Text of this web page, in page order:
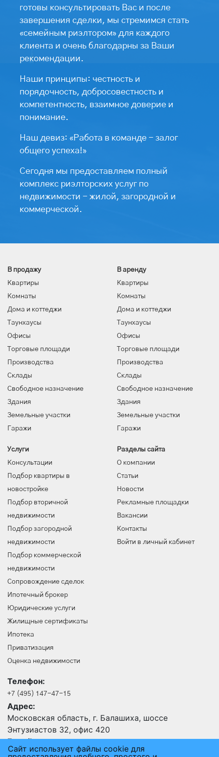
готовы консультировать Вас и после
завершения сделки, мы стремимся стать
«семейным риэлтором» для каждого
клиента и очень благодарны за Ваши
рекомендации.
Наши принципы: честность и
порядочность, добросовестность и
компетентность, взаимное доверие и
понимание.
Наш девиз: «Работа в команде - залог
общего успеха!»
Сегодня мы предоставляем полный
комплекс риэлторских услуг по
недвижимости - жилой, загородной и
коммерческой.
В продажу
Квартиры
Комнаты
Дома и коттеджи
Таунхаусы
Офисы
Торговые площади
Производства
Склады
Свободное назначение
Здания
Земельные участки
Гаражи
В аренду
Квартиры
Комнаты
Дома и коттеджи
Таунхаусы
Офисы
Торговые площади
Производства
Склады
Свободное назначение
Здания
Земельные участки
Гаражи
Услуги
Консультации
Подбор квартиры в
новостройке
Подбор вторичной
недвижимости
Подбор загородной
недвижимости
Подбор коммерческой
недвижимости
Сопровождение сделок
Ипотечный брокер
Юридические услуги
Жилищные сертификаты
Ипотека
Приватизация
Оценка недвижимости
Разделы сайта
О компании
Статьи
Новости
Рекламные площадки
Вакансии
Контакты
Войти в личный кабинет
Телефон:
+7 (495) 147-47-15
Адрес:
Московская область, г. Балашиха, шоссе
Энтузиастов 32, офис 420
E-mail:
24@an-rus.ru
Сайт использует файлы cookie для